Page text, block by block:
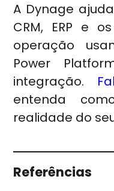
A Dynage
CRM, ERP e
operação
Power
integração.
entenda
realidade do
Referências